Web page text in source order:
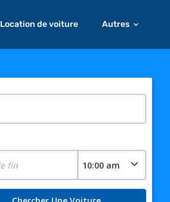
Location de voiture Autres